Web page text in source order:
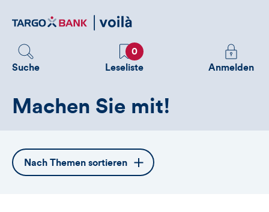
zum
Suche
Favoriten
0
Leseliste
Melden
Sie
Anmelden
Machen Sie mit!
Öffnet
die
Nach Themen sortieren